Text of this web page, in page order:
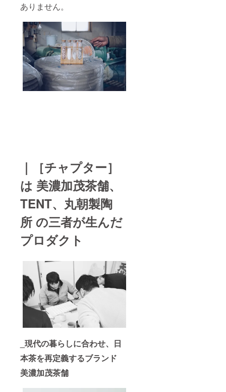
ありません。
｜［チャプター］
は 美濃加茂茶舗、
TENT、丸朝製陶
所 の三者が生んだ
プロダクト
_現代の暮らしに合わせ、日
本茶を再定義するブランド
美濃加茂茶舗